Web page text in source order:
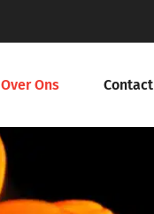
Over Ons Contact